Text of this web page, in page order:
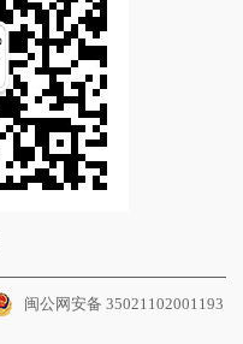
闽公网安备 35021102001193